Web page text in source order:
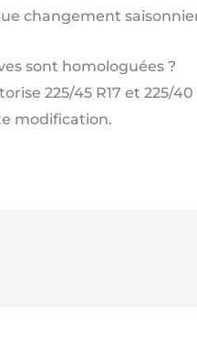
changement
sont homologuées ?
225/45 R17 et 225/
modification.